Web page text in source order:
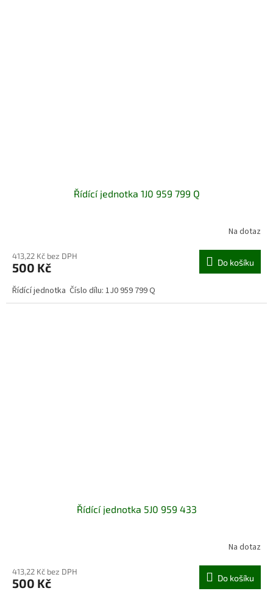
Řídící jednotka 1J0 959 799 Q
Na dotaz
413,22 Kč bez DPH
500 Kč Do košíku
Řídící jednotka Číslo dílu: 1J0 959 799 Q
Řídící jednotka 5J0 959 433
Na dotaz
413,22 Kč bez DPH
500 Kč Do košíku